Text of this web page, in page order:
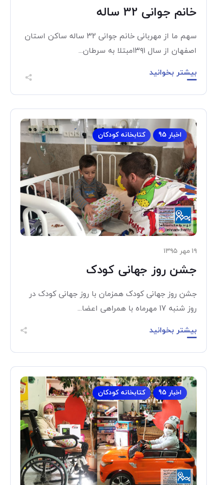
خانم جوانی 32 ساله
سهم ما از مهربانی خانم جوانی 32 ساله ساکن استان
اصفهان از سال ۱۳۹۱مبتلا به سرطان...
بیشتر بخوانید
اخبار 95 کتابخانه کودکان
۱۹ مهر ۱۳۹۵
جشن روز جهانی کودک
جشن روز جهانی کودک همزمان با روز جهانی کودک در
روز شنبه 17 مهرماه با همراهی اعضا...
بیشتر بخوانید
اخبار 95 کتابخانه کودکان